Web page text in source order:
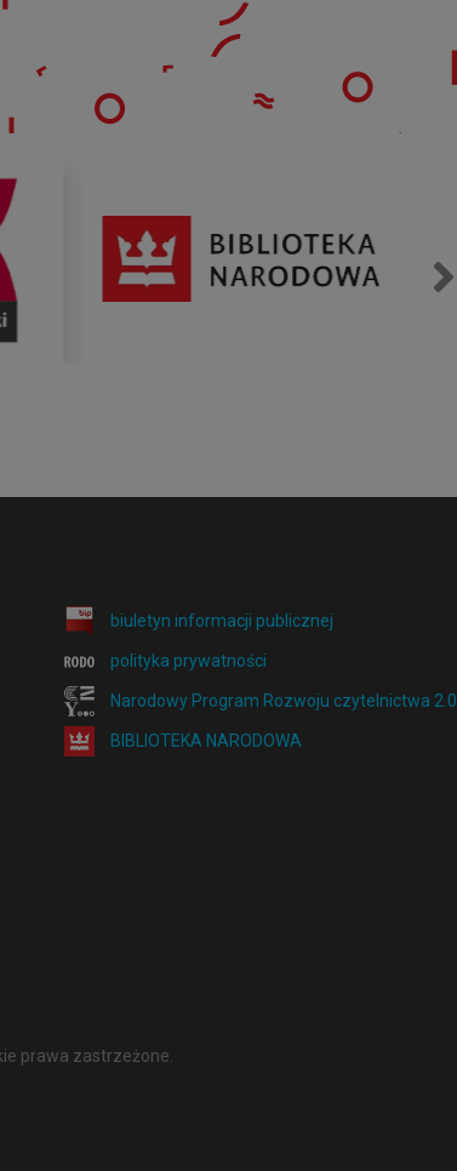
biuletyn informacji publicznej
polityka prywatności
Narodowy Program Rozwoju czytelnictwa 2.0
BIBLIOTEKA NARODOWA
prawa zastrzeżone.